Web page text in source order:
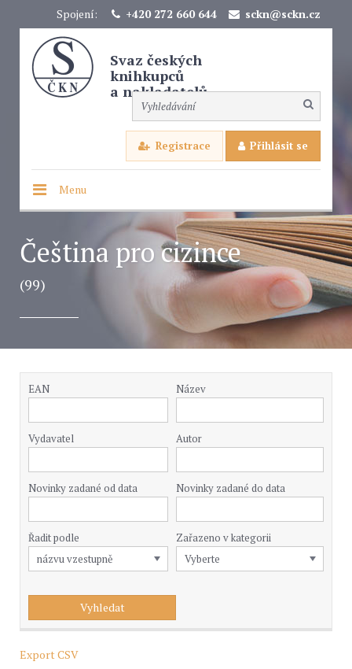
Spojení: +420 272 660 644 sckn@sckn.cz
Svaz českých
knihkupců
a nakladatelů
Registrace Přihlásit se
Menu
Čeština pro cizince
(99)
EAN Název
Vydavatel Autor
Novinky zadané od data Novinky zadané do data
Řadit podle Zařazeno v kategorii
Export CSV